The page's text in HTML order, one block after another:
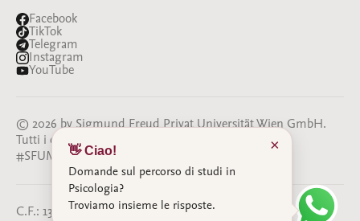
Facebook
TikTok
Telegram
Instagram
YouTube
© 2026 by Sigmund Freud Privat Universität Wien GmbH.
Tutti i diritti riservati
#SFUMILANO#BESFU
C.F.: 13386350964
×
👋 Ciao!
Domande sul percorso di studi in
Psicologia?
Troviamo insieme le risposte.